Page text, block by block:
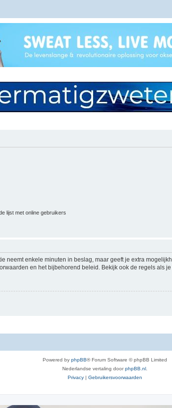
lijst met online gebruikers
neemt enkele minuten in beslag, maar geeft je extra
en het bijbehorend beleid. Bekijk ook de regels als je
Powered by phpBB® Forum Software © phpBB Limited
Nederlandse vertaling doorphpBB.nl
Privacy | Gebruikersvoorwaarden